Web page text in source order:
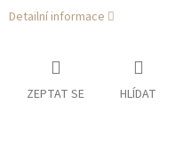
Detailní informace
ZEPTAT SE HLÍDAT